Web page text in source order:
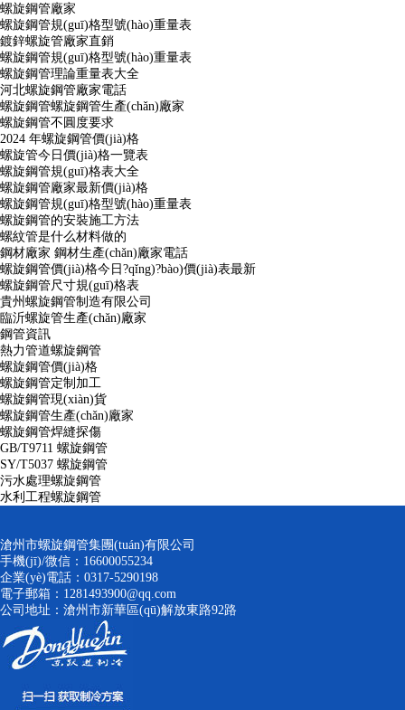
螺旋鋼管廠家
螺旋鋼管規(guī)格型號(hào)重量表
鍍鋅螺旋管廠家直銷
螺旋鋼管規(guī)格型號(hào)重量表
螺旋鋼管理論重量表大全
河北螺旋鋼管廠家電話
螺旋鋼管螺旋鋼管生產(chǎn)廠家
螺旋鋼管不圓度要求
2024 年螺旋鋼管價(jià)格
螺旋管今日價(jià)格一覽表
螺旋鋼管規(guī)格表大全
螺旋鋼管廠家最新價(jià)格
螺旋鋼管規(guī)格型號(hào)重量表
螺旋鋼管的安裝施工方法
螺紋管是什么材料做的
鋼材廠家 鋼材生產(chǎn)廠家電話
螺旋鋼管價(jià)格今日?qǐng)?bào)價(jià)表最新
螺旋鋼管尺寸規(guī)格表
貴州螺旋鋼管制造有限公司
臨沂螺旋管生產(chǎn)廠家
鋼管資訊
熱力管道螺旋鋼管
螺旋鋼管價(jià)格
螺旋鋼管定制加工
螺旋鋼管現(xiàn)貨
螺旋鋼管生產(chǎn)廠家
螺旋鋼管焊縫探傷
GB/T9711 螺旋鋼管
SY/T5037 螺旋鋼管
污水處理螺旋鋼管
水利工程螺旋鋼管
滄州市螺旋鋼管集團(tuán)有限公司
手機(jī)/微信：16600055234
企業(yè)電話：0317-5290198
電子郵箱：1281493900@qq.com
公司地址：滄州市新華區(qū)解放東路92路